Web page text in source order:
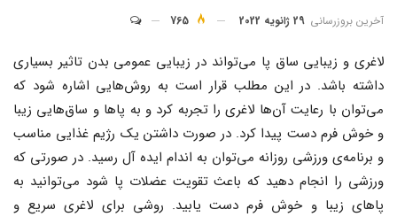
آخرین بروزرسانی 29 ژانویه 2022 765
لاغری و زیبایی ساق پا می‌تواند در زیبایی عمومی بدن تاثیر بسیاری
داشته باشد. در این مطلب قرار است به روش‌هایی اشاره شود که
می‌توان با رعایت آن‌ها لاغری را تجربه کرد و به پاها و ساق‌هایی زیبا
و خوش فرم دست پیدا کرد. در صورت داشتن یک رژیم غذایی مناسب
و برنامه‌ی ورزشی روزانه می‌توان به اندام ایده آل رسید. در صورتی که
ورزشی را انجام دهید که باعث تقویت عضلات پا شود می‌توانید به
پاهای زیبا و خوش فرم دست یابید. روشی برای لاغری سریع و